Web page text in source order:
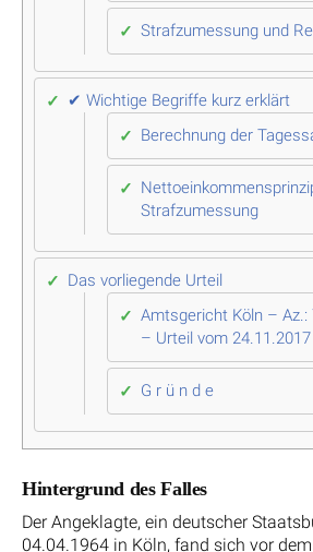
Strafzumessung und
✔ Wichtige Begriffe kurz erklärt
Berechnung der
Strafzumessung
Das vorliegende Urteil
Amtsgericht Köln –
– Urteil vom 24.11.2017
G r ü n d e
Hintergrund des Falles
Der Angeklagte, ein deutscher
04.04.1964 in Köln, fand sich vor dem